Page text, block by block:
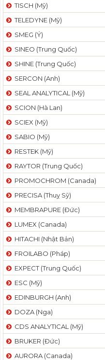
TISCH (Mỹ)
TELEDYNE (Mỹ)
SMEG (Ý)
SINEO (Trung Quốc)
SHINE (Trung Quốc)
SERCON (Anh)
SEAL ANALYTICAL (Mỹ)
SCION (Hà Lan)
SCIEX (Mỹ)
SABIO (Mỹ)
RESTEK (Mỹ)
RAYTOR (Trung Quốc)
PROMOCHROM (Canada)
PRECISA (Thuỵ Sỹ)
MEMBRAPURE (Đức)
LUMEX (Canada)
HITACHI (Nhật Bản)
FROILABO (Pháp)
EXPECT (Trung Quốc)
ESC (Mỹ)
EDINBURGH (Anh)
DOZA (Nga)
CDS ANALYTICAL (Mỹ)
BRUKER (Đức)
AURORA (Canada)